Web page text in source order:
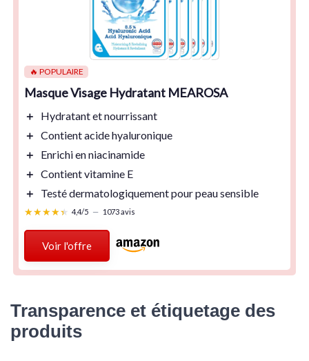
🔥 POPULAIRE
Masque Visage Hydratant MEAROSA
＋ Hydratantetnourrissant
＋ Contientacide hyaluronique
＋
Enrichi enniacinamide
＋ Contientvitamine E
＋
Testé dermatologiquement pour peausensible
★★★★★
★★★★★ 4,4/5 — 1073 avis
Voir l'offre
Transparence et étiquetage des
produits